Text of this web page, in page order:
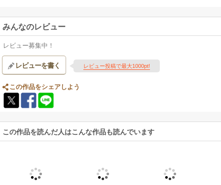
みんなのレビュー
レビュー募集中！
レビューを書く レビュー投稿で最大1000pt!
この作品をシェアしよう
この作品を読んだ人はこんな作品も読んでいます